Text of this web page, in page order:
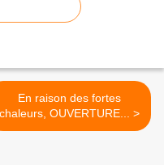
En raison des fortes
chaleurs, OUVERTURE... >